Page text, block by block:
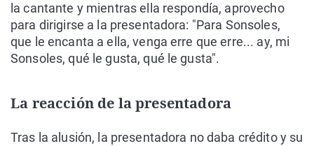
la cantante y mientras ella respondía, aprovecho
para dirigirse a la presentadora: "Para Sonsoles,
que le encanta a ella, venga erre que erre... ay, mi
Sonsoles, qué le gusta, qué le gusta".
La reacción de la presentadora
Tras la alusión, la presentadora no daba crédito y su